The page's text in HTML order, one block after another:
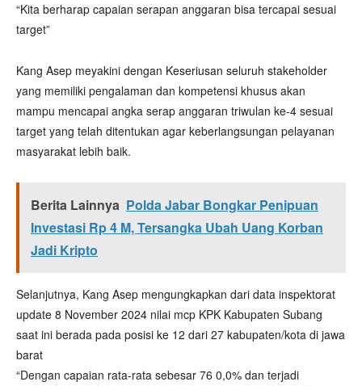
“Kita berharap capaian serapan anggaran bisa tercapai sesuai
target”
Kang Asep meyakini dengan Keseriusan seluruh stakeholder
yang memiliki pengalaman dan kompetensi khusus akan
mampu mencapai angka serap anggaran triwulan ke-4 sesuai
target yang telah ditentukan agar keberlangsungan pelayanan
masyarakat lebih baik.
Berita Lainnya Polda Jabar Bongkar Penipuan
Investasi Rp 4 M, Tersangka Ubah Uang Korban
Jadi Kripto
Selanjutnya, Kang Asep mengungkapkan dari data inspektorat
update 8 November 2024 nilai mcp KPK Kabupaten Subang
saat ini berada pada posisi ke 12 dari 27 kabupaten/kota di jawa
barat
“Dengan capaian rata-rata sebesar 76 0,0% dan terjadi